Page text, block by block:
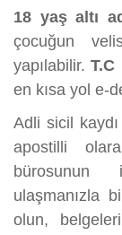
18 yaş altı
çocuğun
yapılabilir.
en kısa yol e-
Adli sicil
apostilli
bürosunun
ulaşmanızla
olun,